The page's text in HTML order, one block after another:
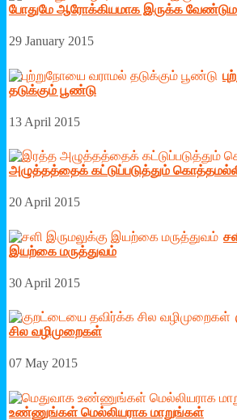
போ­துமே ஆரோக்­கி­யமாக இருக்க
29 January 2015
தடுக்கும் பூண்டு
13 April 2015
அழுத்தத்தைக் கட்டுப்படுத்தும்
20 April 2015
இயற்கை மருத்துவம்
30 April 2015
சில வழிமுறைகள்
07 May 2015
உண்ணுங்கள் மெல்லியராக மாறுங்கள்